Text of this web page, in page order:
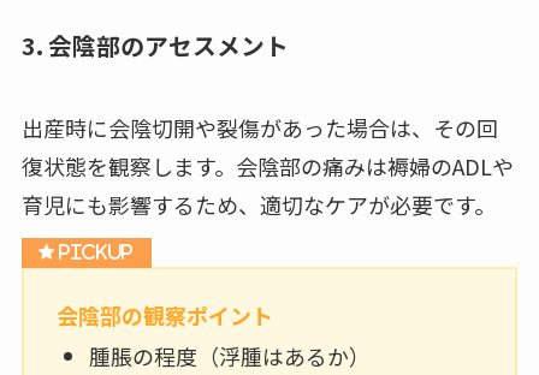
3. 会陰部のアセスメント
出産時に会陰切開や裂傷があった場合は、その回
復状態を観察します。会陰部の痛みは褥婦のADLや
育児にも影響するため、適切なケアが必要です。
会陰部の観察ポイント
腫脹の程度（浮腫はあるか）